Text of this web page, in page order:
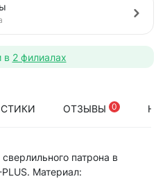
в 2 филиалах
ОТЗЫВЫ 0
патрона в
Материал: